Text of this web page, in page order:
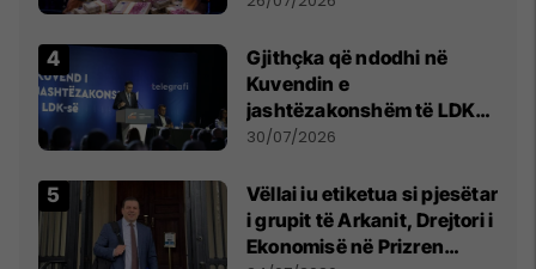
Gjithçka që ndodhi në
Kuvendin e
jashtëzakonshëm të LDK-
së
30/07/2026
Vëllai iu etiketua si pjesëtar
i grupit të Arkanit, Drejtori i
Ekonomisë në Prizren